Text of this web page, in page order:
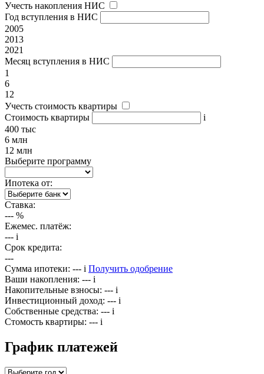
Учесть накопления НИС
Год вступления в НИС
2005
2013
2021
Месяц вступления в НИС
1
6
12
Учесть стоимость квартиры
Стоимость квартиры
i
400 тыс
6 млн
12 млн
Выберите программу
Ипотека от:
Ставка:
--- %
Ежемес. платёж:
--- i
Срок кредита:
---
Сумма ипотеки: --- i Получить одобрение
Ваши накопления: --- i
Накопительные взносы: --- i
Инвестиционный доход: --- i
Собственные средства: --- i
Стомость квартиры: --- i
График платежей